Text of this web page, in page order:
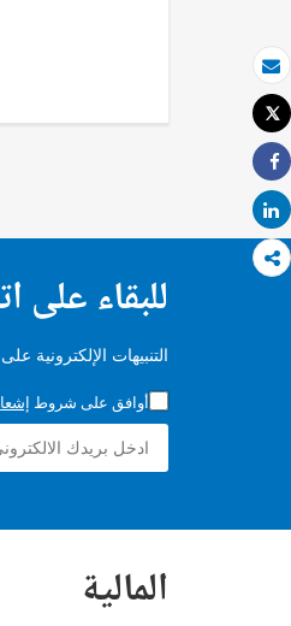
بريد الكتروني
طباعة
Tweet
Share
Share
للبقاء
التنبيهات الإلكترونية على Project P090105
أوافق على شروط
المالية